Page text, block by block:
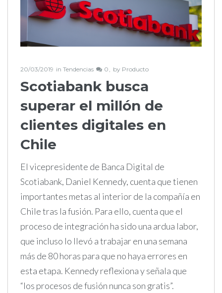
20/03/2019 in Tendencias 0 by Producto
Scotiabank busca
superar el millón de
clientes digitales en
Chile
El vicepresidente de Banca Digital de
Scotiabank, Daniel Kennedy, cuenta que tienen
importantes metas al interior de la compañía en
Chile tras la fusión. Para ello, cuenta que el
proceso de integración ha sido una ardua labor,
que incluso lo llevó a trabajar en una semana
más de 80 horas para que no haya errores en
esta etapa. Kennedy reflexiona y señala que
“los procesos de fusión nunca son gratis”.